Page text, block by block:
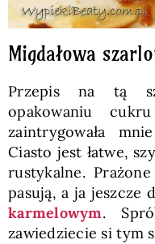
Migdałowa
Przepis na tą
opakowaniu
zaintrygowała
Ciasto jest łatwe,
rustykalne.
pasują, a ja jeszcze
karmelowym.
zawiedziecie si tym